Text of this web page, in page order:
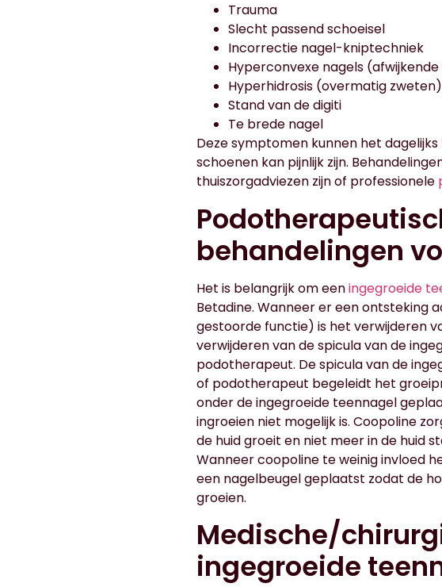
Trauma
Slecht passend schoeisel
Incorrectie nagel-kniptechniek
Hyperconvexe nagels
Hyperhidrosis (overmatig zweten)
Stand van de digiti
Te brede nagel
Deze symptomen kunnen het
schoenen kan pijnlijk zijn.
thuiszorgadviezen zijn of professionele
behandelingen
Het is belangrijk om eeningegroeide
Betadine. Wanneer er een ontsteking
gestoorde functie) is het verwijderen
verwijderen van de spicula van de
podotherapeut. De spicula van de
of podotherapeut begeleidt het
onder de ingegroeide teennagel
ingroeien niet mogelijk is. Coopoline
de huid groeit en niet meer in de huid
Wanneer coopoline te weinig invloed
een nagelbeugel geplaatst zodat de
groeien.
Medische/
ingegroeide